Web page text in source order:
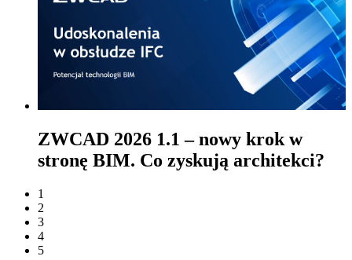
ZWCAD 2026 1.1 – nowy krok w
stronę BIM. Co zyskują architekci?
1
2
3
4
5